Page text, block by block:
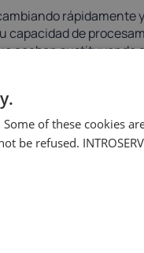
rápidamente
capacidad de
acaben
se encuentra su
tipos específicos
y eficiencia en
las CPU son
flexible y sus
trabajan juntas en
de propósito
de
y simulaciones
y potentes, es
of these cookies
be refused.